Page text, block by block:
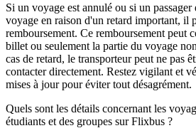
Si un voyage est annulé ou si un
voyage en raison d'un retard important, il
remboursement. Ce remboursement peut
billet ou seulement la partie du voyage
cas de retard, le transporteur peut ne pas
contacter directement. Restez vigilant et
mises à jour pour éviter tout désagrément.
Quels sont les détails concernant les
étudiants et des groupes sur Flixbus ?